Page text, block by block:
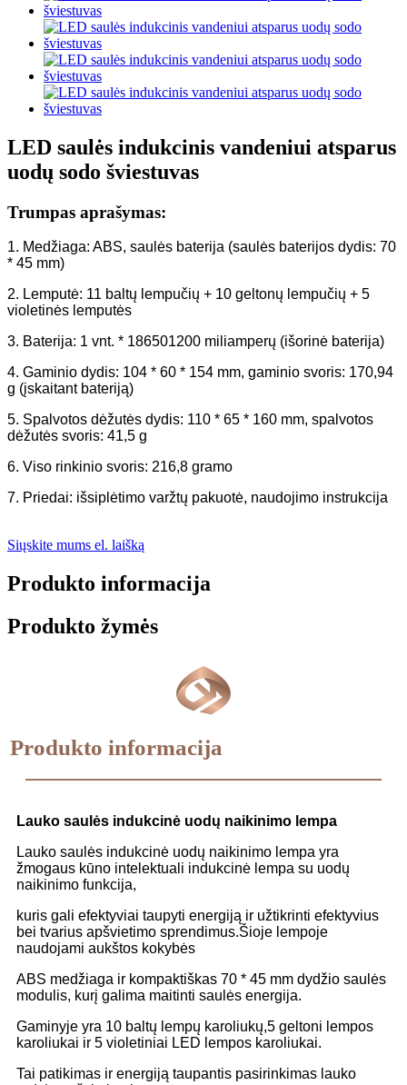
LED saulės indukcinis vandeniui atsparus
uodų sodo šviestuvas
Trumpas aprašymas:
1. Medžiaga: ABS, saulės baterija (saulės baterijos dydis: 70
* 45 mm)
2. Lemputė: 11 baltų lempučių + 10 geltonų lempučių + 5
violetinės lemputės
3. Baterija: 1 vnt. * 186501200 miliamperų (išorinė baterija)
4. Gaminio dydis: 104 * 60 * 154 mm, gaminio svoris: 170,94
g (įskaitant bateriją)
5. Spalvotos dėžutės dydis: 110 * 65 * 160 mm, spalvotos
dėžutės svoris: 41,5 g
6. Viso rinkinio svoris: 216,8 gramo
7. Priedai: išsiplėtimo varžtų pakuotė, naudojimo instrukcija
Siųskite mums el. laišką
Produkto informacija
Produkto žymės
Produkto informacija
Lauko saulės indukcinė uodų naikinimo lempa
Lauko saulės indukcinė uodų naikinimo lempa yra
žmogaus kūno intelektuali indukcinė lempa su uodų
naikinimo funkcija,
kuris gali efektyviai taupyti energiją ir užtikrinti efektyvius
bei tvarius apšvietimo sprendimus.Šioje lempoje
naudojami aukštos kokybės
ABS medžiaga ir kompaktiškas 70 * 45 mm dydžio saulės
modulis, kurį galima maitinti saulės energija.
Gaminyje yra 10 baltų lempų karoliukų,5 geltoni lempos
karoliukai ir 5 violetiniai LED lempos karoliukai.
Tai patikimas ir energiją taupantis pasirinkimas lauko